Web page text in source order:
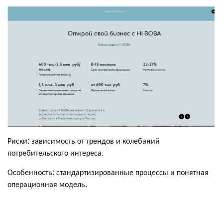
Риски: зависимость от трендов и колебаний
потребительского интереса.
Особенность: стандартизированные процессы и понятная
операционная модель.